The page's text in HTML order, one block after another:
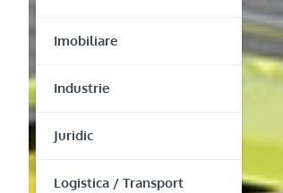
Imobiliare
Industrie
Juridic
Logistica / Transport